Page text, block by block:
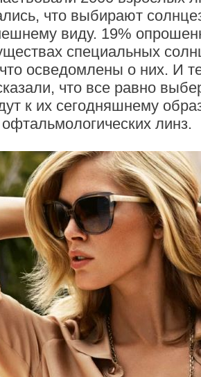
что выбирают
виду. 19%
специальных
осведомлены о них. И
что все равно
к их сегодняшнему
линз.